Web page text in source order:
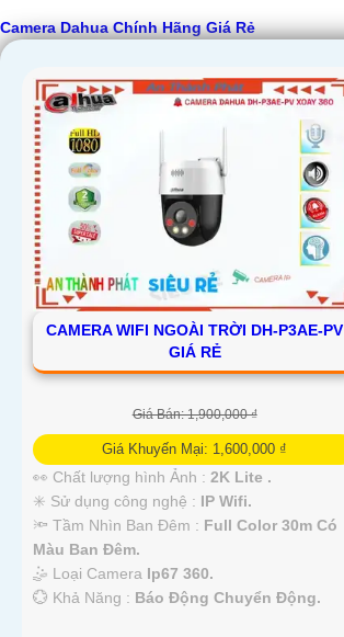
Camera Dahua Chính Hãng Giá Rẻ
CAMERA WIFI NGOÀI TRỜI DH-P3AE-PV
GIÁ RẺ
Giá Bán: 1,900,000 ₫
Giá Khuyến Mại: 1,600,000 ₫
👀 Chất lượng hình Ảnh : 2K Lite .
✳️ Sử dụng công nghệ : IP Wifi.
🔦 Tầm Nhìn Ban Đêm : Full Color 30m Có
Màu Ban Ðêm.
🤹 Loại Camera Ip67 360.
️💮 Khả Năng : Báo Động Chuyển Động.